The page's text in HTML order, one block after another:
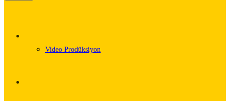
Video Prodüksiyon